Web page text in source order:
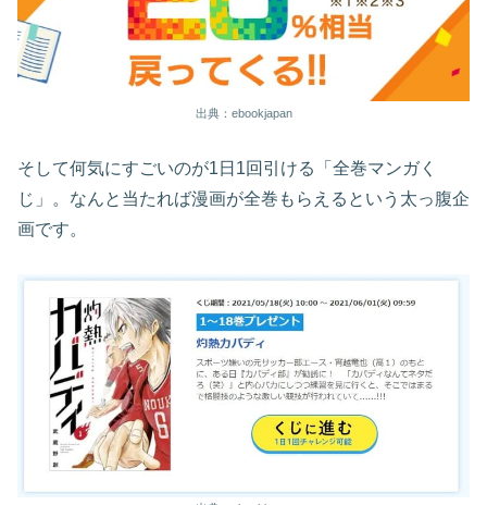
出典：ebookjapan
そして何気にすごいのが1日1回引ける「全巻マンガく
じ」。なんと当たれば漫画が全巻もらえるという太っ腹企
画です。